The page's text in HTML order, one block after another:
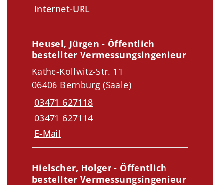
Internet-URL
Heusel, Jürgen - Öffentlich
bestellter Vermessungsingenieur
Käthe-Kollwitz-Str. 11
06406 Bernburg (Saale)
03471 627118
03471 627114
E-Mail
Hielscher, Holger - Öffentlich
bestellter Vermessungsingenieur